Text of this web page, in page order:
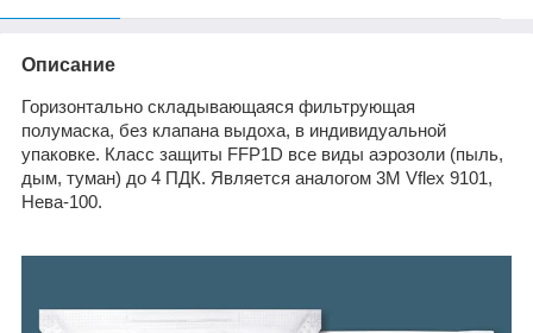
Описание
Горизонтально складывающаяся фильтрующая
полумаска, без клапана выдоха, в индивидуальной
упаковке. Класс защиты FFP1D все виды аэрозоли (пыль,
дым, туман) до 4 ПДК. Является аналогом 3М Vflex 9101,
Нева-100.